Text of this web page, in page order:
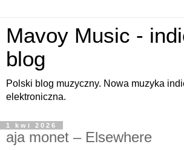
Mavoy Music -
blog
Polski blog muzyczny. Nowa muzyka
elektroniczna.
1 kwi 2026
aja monet – Elsewhere